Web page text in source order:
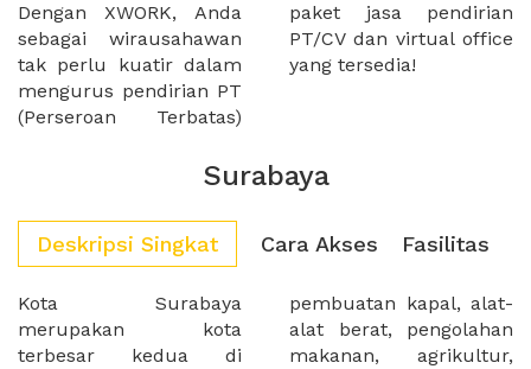
Dengan XWORK, Anda
sebagai wirausahawan
tak perlu kuatir dalam
mengurus pendirian PT
(Perseroan Terbatas)
paket jasa pendirian
PT/CV dan virtual office
yang tersedia!
Surabaya
Deskripsi Singkat Cara Akses Fasilitas
Kota Surabaya
merupakan kota
terbesar kedua di
pembuatan kapal, alat-
alat berat, pengolahan
makanan, agrikultur,